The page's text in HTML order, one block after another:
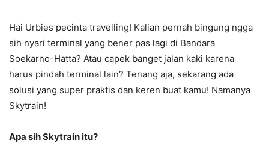
Hai Urbies pecinta travelling! Kalian pernah bingung ngga
sih nyari terminal yang bener pas lagi di Bandara
Soekarno-Hatta? Atau capek banget jalan kaki karena
harus pindah terminal lain? Tenang aja, sekarang ada
solusi yang super praktis dan keren buat kamu! Namanya
Skytrain!
Apa sih Skytrain itu?